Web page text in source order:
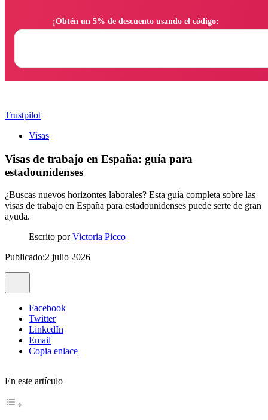
Trustpilot
Visas
Visas de trabajo en España: guía para
estadounidenses
¿Buscas nuevos horizontes laborales? Esta guía completa sobre las
visas de trabajo en España para estadounidenses puede serte de gran
ayuda.
Escrito porVictoria Picco
Publicado:2 julio 2026
Facebook
Twitter
LinkedIn
Email
Copia enlace
En este artículo